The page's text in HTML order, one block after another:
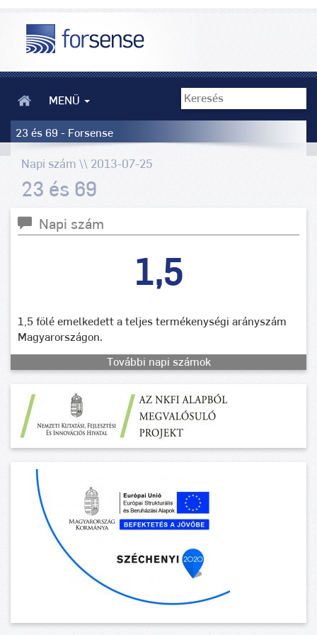
MENÜ
23 és 69 - Forsense
Napi szám \\ 2013-07-25
23 és 69
Napi szám
1,5
1,5 fölé emelkedett a teljes termékenységi arányszám
Magyarországon.
További napi számok